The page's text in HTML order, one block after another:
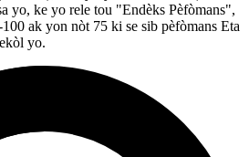
yo, ke yo rele tou "Endèks Pèfòmans",
ak yon nòt 75 ki se sib pèfòmans Eta
yo.